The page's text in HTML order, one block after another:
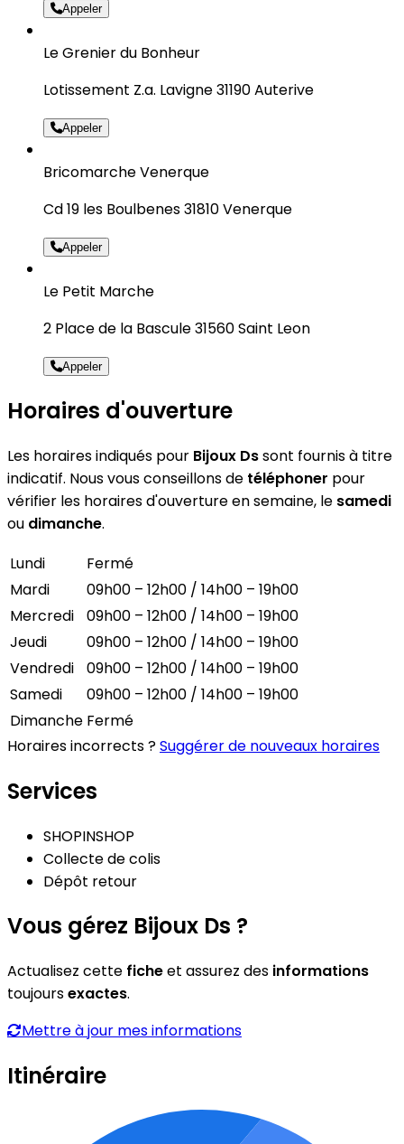
Appeler
Le Grenier du Bonheur
Lotissement Z.a. Lavigne 31190 Auterive
Appeler
Bricomarche Venerque
Cd 19 les Boulbenes 31810 Venerque
Appeler
Le Petit Marche
2 Place de la Bascule 31560 Saint Leon
Appeler
Horaires d'ouverture
Les horaires indiqués pour Bijoux Dssont fournis à titre
indicatif. Nous vous conseillons de téléphoner pour
vérifier les horaires d'ouverture en semaine, le samedi
ou dimanche.
Lundi
Fermé
Mardi
09h00 – 12h00 / 14h00 – 19h00
Mercredi
09h00 – 12h00 / 14h00 – 19h00
Jeudi
09h00 – 12h00 / 14h00 – 19h00
Vendredi
09h00 – 12h00 / 14h00 – 19h00
Samedi
09h00 – 12h00 / 14h00 – 19h00
Dimanche Fermé
Horaires incorrects ?Suggérer de nouveaux horaires
Services
SHOPINSHOP
Collecte de colis
Dépôt retour
Vous gérez Bijoux Ds ?
Actualisez cette ficheet assurez des informations
toujoursexactes.
Mettre à jour mes informations
Itinéraire